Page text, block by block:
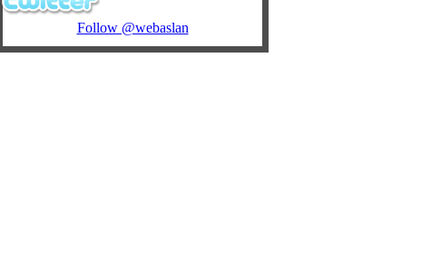
Follow @webaslan